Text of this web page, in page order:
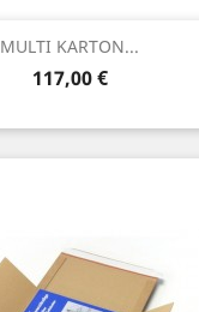
MULTI KARTON...
Preis
117,00 €
Vorschau